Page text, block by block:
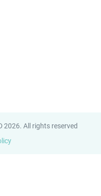
2026. All rights reserved